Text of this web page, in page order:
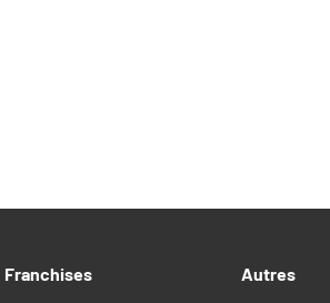
Franchises Autres